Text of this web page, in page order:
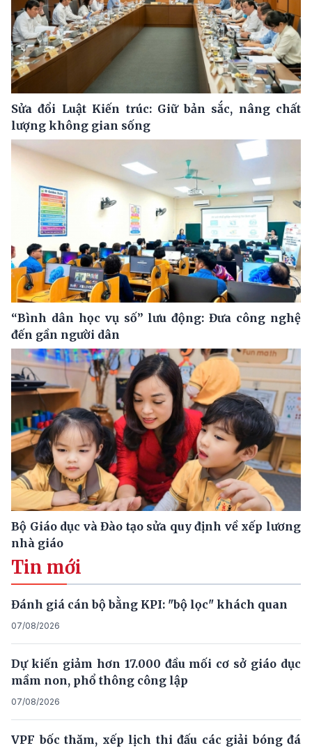
Sửa đổi Luật Kiến trúc: Giữ bản sắc, nâng chất
lượng không gian sống
“Bình dân học vụ số” lưu động: Đưa công nghệ
đến gần người dân
Bộ Giáo dục và Đào tạo sửa quy định về xếp lương
nhà giáo
Tin mới
Đánh giá cán bộ bằng KPI: "bộ lọc" khách quan
07/08/2026
Dự kiến giảm hơn 17.000 đầu mối cơ sở giáo dục
mầm non, phổ thông công lập
07/08/2026
VPF bốc thăm, xếp lịch thi đấu các giải bóng đá